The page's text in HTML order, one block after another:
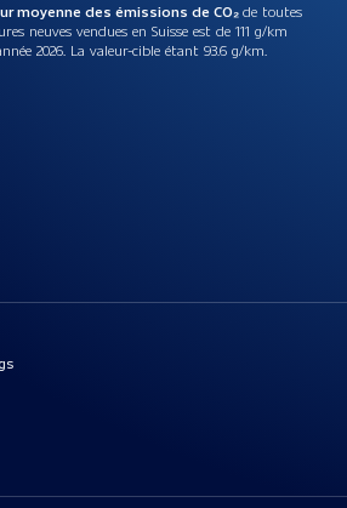
moyenne des émissions de CO₂de toutes
neuves vendues en Suisse est de 111 g/km
2026. La valeur-cible étant 93.6 g/km.